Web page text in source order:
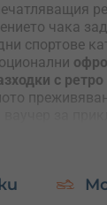
чака
спортове
с
потопи в
на
в